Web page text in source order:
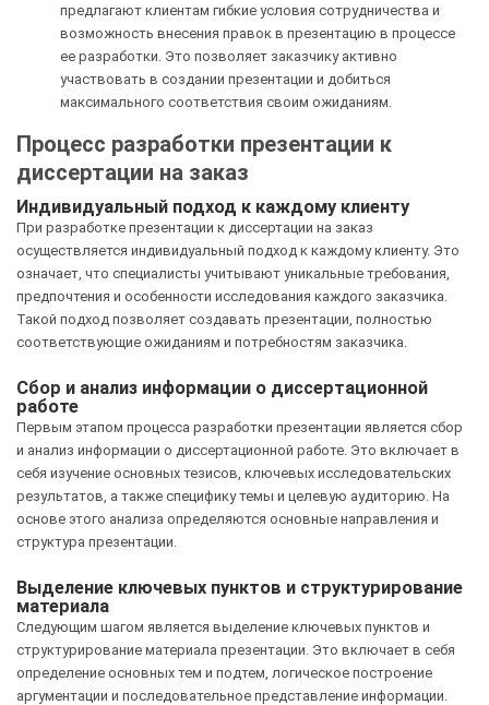
предлагают клиентам гибкие условия сотрудничества и
возможность внесения правок в презентацию в процессе
ее разработки. Это позволяет заказчику активно
участвовать в создании презентации и добиться
максимального соответствия своим ожиданиям.
Процесс разработки презентации к
диссертации на заказ
Индивидуальный подход к каждому клиенту
При разработке презентации к диссертации на заказ
осуществляется индивидуальный подход к каждому клиенту. Это
означает, что специалисты учитывают уникальные требования,
предпочтения и особенности исследования каждого заказчика.
Такой подход позволяет создавать презентации, полностью
соответствующие ожиданиям и потребностям заказчика.
Сбор и анализ информации о диссертационной
работе
Первым этапом процесса разработки презентации является сбор
и анализ информации о диссертационной работе. Это включает в
себя изучение основных тезисов, ключевых исследовательских
результатов, а также специфику темы и целевую аудиторию. На
основе этого анализа определяются основные направления и
структура презентации.
Выделение ключевых пунктов и структурирование
материала
Следующим шагом является выделение ключевых пунктов и
структурирование материала презентации. Это включает в себя
определение основных тем и подтем, логическое построение
аргументации и последовательное представление информации.